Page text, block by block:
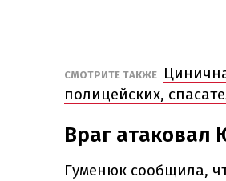
СМОТРИТЕ ТАКЖЕ
полицейских,
Враг атаковал
Гуменюк сообщила,